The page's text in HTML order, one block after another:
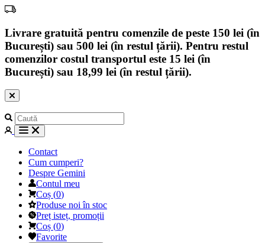
Livrare gratuită pentru comenzile de peste 150 lei (în
București) sau 500 lei (în restul țării). Pentru restul
comenzilor costul transportul este 15 lei (în
București) sau 18,99 lei (în restul țării).
Contact
Cum cumperi?
Despre Gemini
Contul meu
Coș (0)
Produse noi în stoc
Preț isteț, promoții
Coș (0)
Favorite